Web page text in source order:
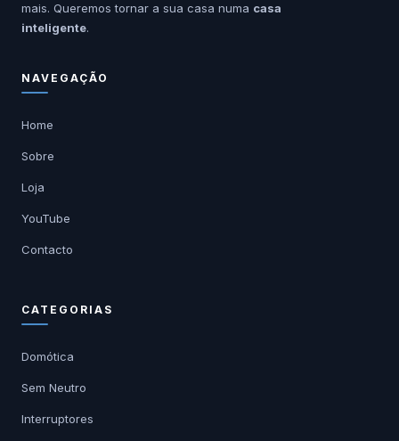
mais. Queremos tornar a sua casa numa casa
inteligente.
NAVEGAÇÃO
Home
Sobre
Loja
YouTube
Contacto
CATEGORIAS
Domótica
Sem Neutro
Interruptores